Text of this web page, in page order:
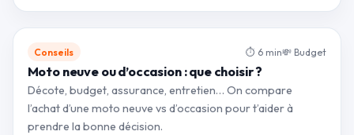
Conseils ⏱ 6 min💸 Budget
Moto neuve ou d’occasion : que choisir ?
Décote, budget, assurance, entretien… On compare
l’achat d’une moto neuve vs d’occasion pour t’aider à
prendre la bonne décision.